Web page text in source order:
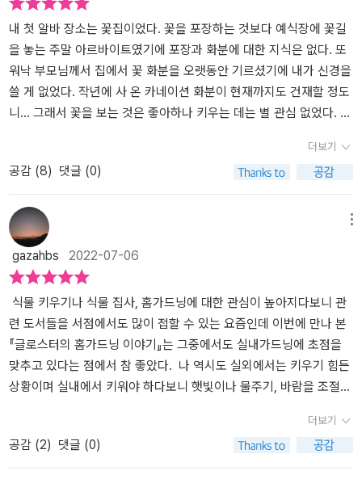
우기도 하고 완전히 죽어버린듯한 다육이의 가지에서 잎이 하나씩 올
라오더니 집에 갖고올때보다 더 튼튼한 모습으로 자라고 있는 모습을
보고 있으면 그동안 죽여버린 식물들의 모습은 사라지고 만다. 그러
니 이렇게 홈가드닝 이야기만 나오면 꼭 펼쳐보게 된다. 내가 뭘 잘못
해서 식물들이 죽어가는지, 어떻게 하면 잘 살릴 수 있는지 배워야겠
기에.글로스터의 홈가드닝 이야기는 '식물키우기의 기초부터 번식 꿀
지금까지 읽었던 식물관련 책들은 보편적으로 초보자가 키우기 쉬운
식물에 대한 이야기이거나 플랜테리어와 관련된 것이 많았다. 그런데
이 책은 내게 지금까지 안일하게 일주일에 한번 물을 주고 있는 내 생
활습관에 대해서부터 반성하게 하고 있다. 사실 여름이 되면서 물을
더 많이 필요로 하는 식물이 있는 것을 알면서도 - 파피루스 같은 경
우 습지대에서 살아가는 식물이라 늘 화분을 물 속에 담궈둬야하는데
여름에는 일주일이 되기 전에 물이 말라버린다. 그런데도 잘 살아주
고 있으니 다행인건가. 물을 좋아한다는 화이트스타는 잘 크더니 일
주일사이에 잎이 다 말라버렸다. 환경에 따라 특히 4계절의 변화가
큰 우리나라에서는 조금 더 세심하게 계절별 식물관리를 해야한다,고
강조하고 있는 저자의 이야기가 더 마음에 남고 있다. 뒷부분으로 넘
어가면서 실내가드닝으로 많이 키우는 식물의 번식법에 대해 구체적
생각하며 다시 보니 책의 앞부분은 초보자를 위한 기초레시피, 뒷부
분은 식물고수의 비밀레시피라 되어있어 왠만큼 식물을 키워본 사람
들에게 식물의 번식법을 상세히 설명해주고 있는 것이다. 칼라디움
내 첫 알바 장소는 꽃집이었다. 꽃을 포장하는 것보다 예식장에 꽃길
을 놓는 주말 아르바이트였기에 포장과 화분에 대한 지식은 없다. 또
워낙 부모님께서 집에서 꽃 화분을 오랫동안 기르셨기에 내가 신경을
쓸 게 없었다. 작년에 사 온 카네이션 화분이 현재까지도 건재할 정도
니... 그래서 꽃을 보는 것은 좋아하나 키우는 데는 별 관심 없었다. 하
봄을 눈앞에 두고 하나가 생을 다했다. 분명 잘 자라는 듯싶었는데 어
느 순간... 축 처지기 시작하고 잎이 시들더니... 인터넷을 찾아 문제를
알아보니 과습의 증상 같았다. 그리고 또 다른 화분도 이파리가 시원
찮아 2주에 한 번씩 물을 주고는 있지만 나아지는 낌새가 보이지 않
아 책을 읽기로 했다. 솔직히 실내 가드닝에 관심은 없었다. 주변에
몇몇 지인이 홈가드닝으로 식물 집사가 되었지만 난 그렇게까지 끌리
지는 않았다. 다만, 사무실에 죽어가는 화분들이 더는 늘어나지 않길
바라는 마음이 컸다. 그런데 관심을 가지게 되면 또 어느 순간 기본은
하는 성격이라 관심이 생길 수도 있겠다는 생각에 읽기 시작했다. 책
은 크게 베이직 실내 가드닝과 어드밴스 실내 가드닝으로 구성된다.
베이직 실내 가드닝에서 '실내가드닝 툴'을 보며 얼마 전 입주 호실에
갔을 때의 모습이 떠오른다. 그곳에도 그래서 그런 시설들이 되어 있
괜히 화분을 기르는 게 어려운 게 아니었음을 알게 된다. 손이 많이 가
야 하고 신경을 써야 한다는 것을 다시금 확인하게 된다. 흙에서는 그
나마 집 옥상에 많은 블루베리 화분을 보며 최근 위스키 때문에 관심
더보기
공감 (8) 댓글 (0)
gazahbs 2022-07-06
식물 키우기나 식물 집사, 홈가드닝에 대한 관심이 높아지다보니 관
련 도서들을 서점에서도 많이 접할 수 있는 요즘인데 이번에 만나 본
『글로스터의 홈가드닝 이야기』는 그중에서도 실내가드닝에 초점을
맞추고 있다는 점에서 참 좋았다. 나 역시도 실외에서는 키우기 힘든
상황이며 실내에서 키워야 하다보니 햇빛이나 물주기, 바람을 조절하
궁금했다. 특히 이 책은 식물 초보와 식물 고수로 나눠서 실내 가드닝
방법을 따로 제시하고 있는데 아직은 초보 단계로 먼저 나오는 기초
레피시에 익숙해져야 할 것 같다. 식물 초보편에서는 먼저 실내 가드
더보기
공감 (2) 댓글 (0)